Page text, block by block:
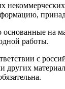
на
работы.
с
других